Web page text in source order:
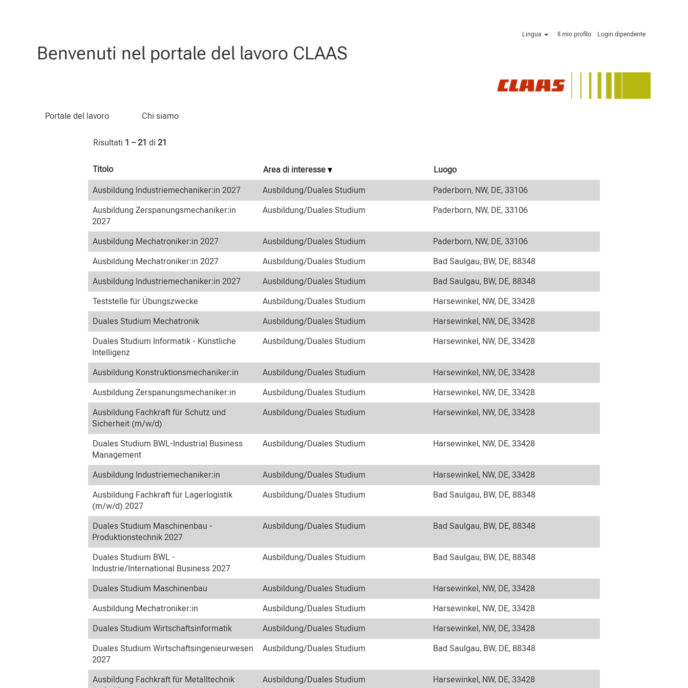
Benvenuti nel portale del lavoro CLAAS
Lingua Il mio profilo Login dipendente
Portale del lavoro Chi siamo
Cerca per parola chiave
Risultati 1 – 21 di 21
Titolo Area di interesse Luogo
Ausbildung Industriemechaniker:in 2027 Ausbildung/Duales Studium Paderborn, NW, DE, 33106
Ausbildung Zerspanungsmechaniker:in
2027
Ausbildung/Duales Studium Paderborn, NW, DE, 33106
Ausbildung Mechatroniker:in 2027 Ausbildung/Duales Studium Paderborn, NW, DE, 33106
Ausbildung Mechatroniker:in 2027 Ausbildung/Duales Studium Bad Saulgau, BW, DE, 88348
Ausbildung Industriemechaniker:in 2027 Ausbildung/Duales Studium Bad Saulgau, BW, DE, 88348
Teststelle für Übungszwecke Ausbildung/Duales Studium Harsewinkel, NW, DE, 33428
Duales Studium Mechatronik Ausbildung/Duales Studium Harsewinkel, NW, DE, 33428
Duales Studium Informatik - Künstliche
Intelligenz
Ausbildung/Duales Studium Harsewinkel, NW, DE, 33428
Ausbildung Konstruktionsmechaniker:in Ausbildung/Duales Studium Harsewinkel, NW, DE, 33428
Ausbildung Zerspanungsmechaniker:in Ausbildung/Duales Studium Harsewinkel, NW, DE, 33428
Ausbildung Fachkraft für Schutz und
Sicherheit (m/w/d)
Ausbildung/Duales Studium Harsewinkel, NW, DE, 33428
Duales Studium BWL-Industrial Business
Management
Ausbildung/Duales Studium Harsewinkel, NW, DE, 33428
Ausbildung Industriemechaniker:in Ausbildung/Duales Studium Harsewinkel, NW, DE, 33428
Ausbildung Fachkraft für Lagerlogistik
(m/w/d) 2027
Ausbildung/Duales Studium Bad Saulgau, BW, DE, 88348
Duales Studium Maschinenbau -
Produktionstechnik 2027
Ausbildung/Duales Studium Bad Saulgau, BW, DE, 88348
Duales Studium BWL -
Industrie/International Business 2027
Ausbildung/Duales Studium Bad Saulgau, BW, DE, 88348
Duales Studium Maschinenbau Ausbildung/Duales Studium Harsewinkel, NW, DE, 33428
Ausbildung Mechatroniker:in Ausbildung/Duales Studium Harsewinkel, NW, DE, 33428
Duales Studium Wirtschaftsinformatik Ausbildung/Duales Studium Harsewinkel, NW, DE, 33428
Duales Studium Wirtschaftsingenieurwesen
2027
Ausbildung/Duales Studium Bad Saulgau, BW, DE, 88348
Ausbildung Fachkraft für Metalltechnik
Ausbildung/Duales Studium Harsewinkel, NW, DE, 33428